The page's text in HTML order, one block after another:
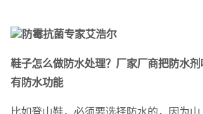
霉
抗
科
防霉抗菌专家艾浩尔
鞋子怎么做防水处理？厂家厂商把防水
有防水功能